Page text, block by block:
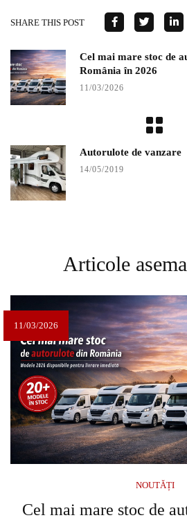
SHARE THIS POST
Cel mai mare stoc de
România în 2026
11/03/2026
Autorulote de vanzare
14/05/2019
Articole
11/03/2026
NOUTĂȚI
Cel mai mare stoc de